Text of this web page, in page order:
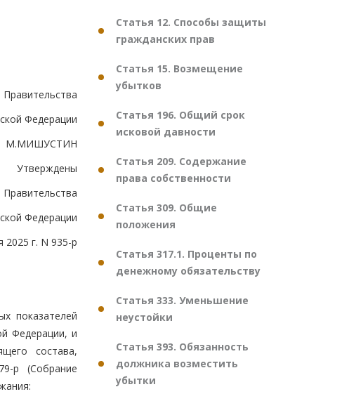
Федерации
М.МИШУСТИН
Утверждены
Федерации
2025 г. N 935-р
показателей
Федерации, и
состава,
р (Собрание
Статья 12. Способы защиты
гражданских прав
Статья 15. Возмещение
убытков
Статья 196. Общий срок
исковой давности
Статья 209. Содержание
права собственности
Статья 309. Общие
положения
Статья 317.1. Проценты по
денежному обязательству
Статья 333. Уменьшение
неустойки
Статья 393. Обязанность
должника возместить
убытки